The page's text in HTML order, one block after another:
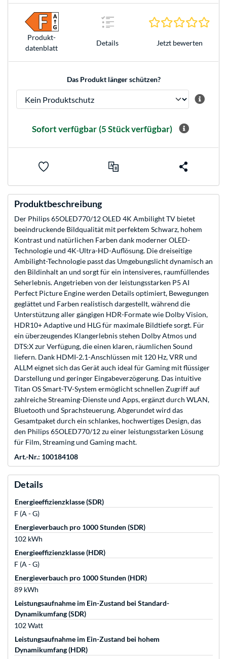
Produkt­
datenblatt
Details Jetzt bewerten
Das Produkt länger schützen?
Sofort verfügbar (5 Stück verfügbar)
Produktbeschreibung
Der Philips 65OLED770/12 OLED 4K Ambilight TV bietet
beeindruckende Bildqualität mit perfektem Schwarz, hohem
Kontrast und natürlichen Farben dank moderner OLED-
Technologie und 4K-Ultra-HD-Auflösung. Die dreiseitige
Ambilight-Technologie passt das Umgebungslicht dynamisch an
den Bildinhalt an und sorgt für ein intensiveres, raumfüllendes
Seherlebnis. Angetrieben von der leistungsstarken P5 AI
Perfect Picture Engine werden Details optimiert, Bewegungen
geglättet und Farben realistisch dargestellt, während die
Unterstützung aller gängigen HDR-Formate wie Dolby Vision,
HDR10+ Adaptive und HLG für maximale Bildtiefe sorgt. Für
ein überzeugendes Klangerlebnis stehen Dolby Atmos und
DTS:X zur Verfügung, die einen klaren, räumlichen Sound
liefern. Dank HDMI-2.1-Anschlüssen mit 120 Hz, VRR und
ALLM eignet sich das Gerät auch ideal für Gaming mit flüssiger
Darstellung und geringer Eingabeverzögerung. Das intuitive
Titan OS Smart-TV-System ermöglicht schnellen Zugriff auf
zahlreiche Streaming-Dienste und Apps, ergänzt durch WLAN,
Bluetooth und Sprachsteuerung. Abgerundet wird das
Gesamtpaket durch ein schlankes, hochwertiges Design, das
den Philips 65OLED770/12 zu einer leistungsstarken Lösung
für Film, Streaming und Gaming macht.
Art.-Nr.: 100184108
Details
Energieeffizienzklasse (SDR)
F (A - G)
Energieverbauch pro 1000 Stunden (SDR)
102 kWh
Energieeffizienzklasse (HDR)
F (A - G)
Energieverbauch pro 1000 Stunden (HDR)
89 kWh
Leistungsaufnahme im Ein-Zustand bei Standard-
Dynamikumfang (SDR)
102 Watt
Leistungsaufnahme im Ein-Zustand bei hohem
Dynamikumfang (HDR)